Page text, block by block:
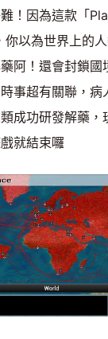
！因為這款「
你以為世界上的
阿！還會封鎖國
事超有關聯，病
成功研發解藥，
就結束囉